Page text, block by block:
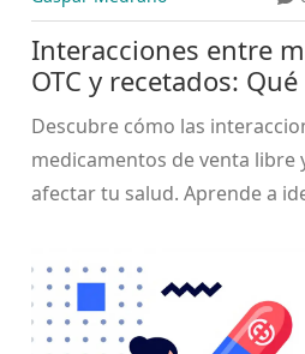
Interacciones entre
OTC y recetados:
tomarlos
Descubre cómo las
medicamentos de venta libre
afectar tu salud. Aprende a
secundarios graves con